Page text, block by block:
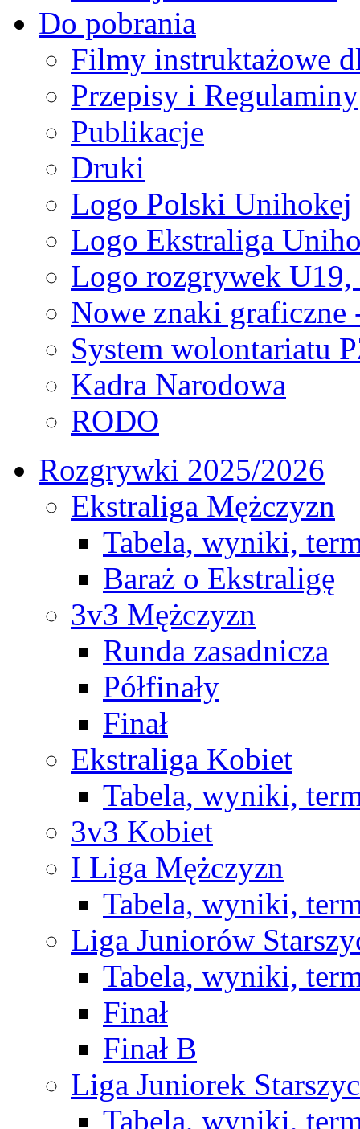
Do pobrania
Filmy instruktażowe
Przepisy i Regulaminy
Publikacje
Druki
Logo Polski Unihokej
Logo Ekstraliga
Logo rozgrywek
Nowe znaki graficzne
System wolontariatu
Kadra Narodowa
RODO
Rozgrywki 2025/2026
Ekstraliga Mężczyzn
Tabela, wyniki,
Baraż o Ekstraligę
3v3 Mężczyzn
Runda zasadnicza
Półfinały
Finał
Ekstraliga Kobiet
Tabela, wyniki,
3v3 Kobiet
I Liga Mężczyzn
Tabela, wyniki,
Liga Juniorów
Tabela, wyniki,
Finał
Finał B
Liga Juniorek
Tabela, wyniki,